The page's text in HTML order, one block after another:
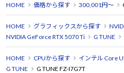
HOME 価格から探す 300,001円～
HOME グラフィックスから探す
NVIDIA GeForce RTX 5070 Ti
G TUNE
HOME CPUから探す インテル Core
G TUNE
G TUNE FZ-I7G7T